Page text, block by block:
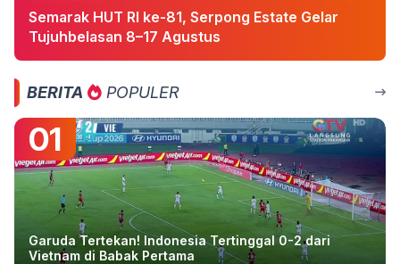
Semarak HUT RI ke-81, Serpong Estate Gelar
Tujuhbelasan 8–17 Agustus
BERITA POPULER
01
Garuda Tertekan! Indonesia Tertinggal 0-2 dari
Vietnam di Babak Pertama